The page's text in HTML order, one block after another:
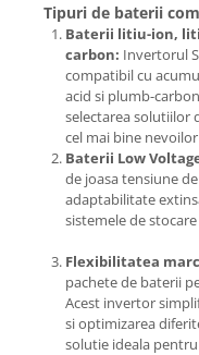
Tipuri de baterii
Baterii litiu-ion,
carbon: Invertorul
compatibil cu
acid si plumb-
selectarea solutiilor
cel mai bine
Baterii Low
de joasa tensiune
adaptabilitate
sistemele de
Flexibilitatea
pachete de baterii
Acest invertor
si optimizarea
solutie ideala